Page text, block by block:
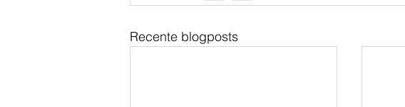
Recente blogposts